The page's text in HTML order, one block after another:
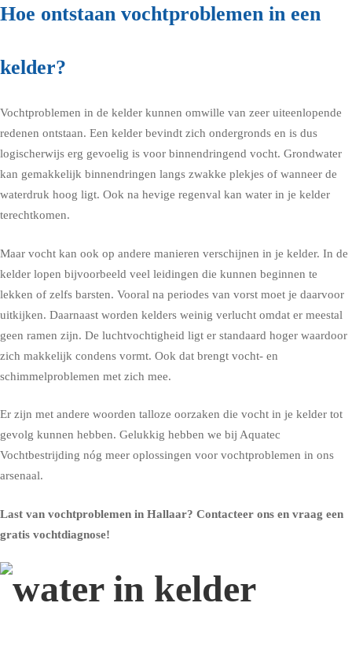
Hoe ontstaan vochtproblemen in een
kelder?
Vochtproblemen in de kelder kunnen omwille van zeer uiteenlopende
redenen ontstaan. Een kelder bevindt zich ondergronds en is dus
logischerwijs erg gevoelig is voor binnendringend vocht. Grondwater
kan gemakkelijk binnendringen langs zwakke plekjes of wanneer de
waterdruk hoog ligt. Ook na hevige regenval kan water in je kelder
terechtkomen.
Maar vocht kan ook op andere manieren verschijnen in je kelder. In de
kelder lopen bijvoorbeeld veel leidingen die kunnen beginnen te
lekken of zelfs barsten. Vooral na periodes van vorst moet je daarvoor
uitkijken. Daarnaast worden kelders weinig verlucht omdat er meestal
geen ramen zijn. De luchtvochtigheid ligt er standaard hoger waardoor
zich makkelijk condens vormt. Ook dat brengt vocht- en
schimmelproblemen met zich mee.
Er zijn met andere woorden talloze oorzaken die vocht in je kelder tot
gevolg kunnen hebben. Gelukkig hebben we bij Aquatec
Vochtbestrijding nóg meer oplossingen voor vochtproblemen in ons
arsenaal.
Last van vochtproblemen in Hallaar? Contacteer ons en vraag een
gratis vochtdiagnose!